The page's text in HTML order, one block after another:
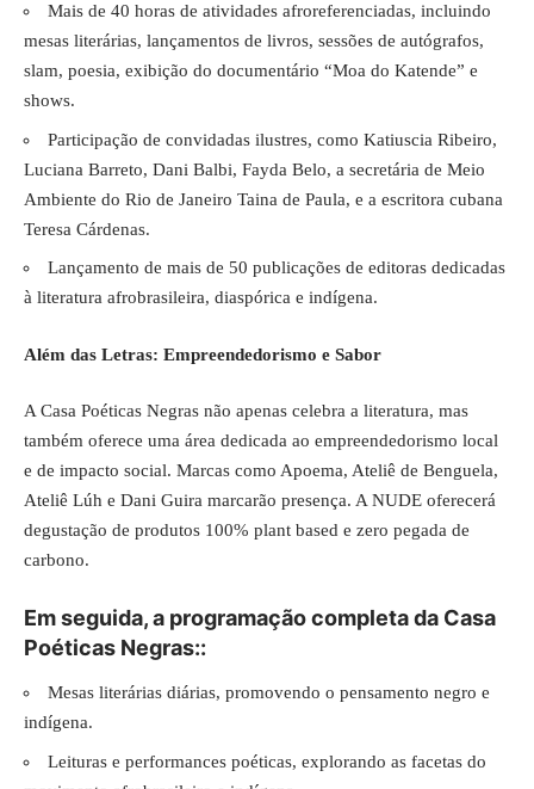
Mais de 40 horas de atividades afroreferenciadas, incluindo
mesas literárias, lançamentos de livros, sessões de autógrafos,
slam, poesia, exibição do documentário “Moa do Katende” e
shows.
Participação de convidadas ilustres, como Katiuscia Ribeiro,
Luciana Barreto, Dani Balbi, Fayda Belo, a secretária de Meio
Ambiente do Rio de Janeiro Taina de Paula, e a escritora cubana
Teresa Cárdenas.
Lançamento de mais de 50 publicações de editoras dedicadas
à literatura afrobrasileira, diaspórica e indígena.
Além das Letras: Empreendedorismo e Sabor
A Casa Poéticas Negras não apenas celebra a literatura, mas
também oferece uma área dedicada ao empreendedorismo local
e de impacto social. Marcas como Apoema, Ateliê de Benguela,
Ateliê Lúh e Dani Guira marcarão presença. A NUDE oferecerá
degustação de produtos 100% plant based e zero pegada de
carbono.
Em seguida, a programação completa da Casa
Poéticas Negras::
Mesas literárias diárias, promovendo o pensamento negro e
indígena.
Leituras e performances poéticas, explorando as facetas do